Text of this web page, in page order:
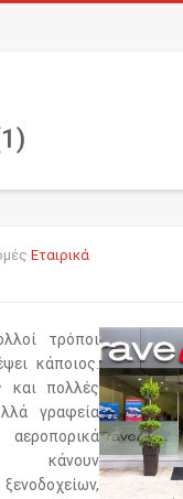
Εταιρικά
τρόποι
κάποιος.
και πολλές
γραφεία
κάνουν